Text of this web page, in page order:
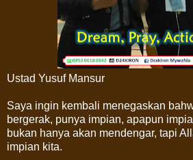
Ustad Yusuf Mansur
Saya ingin kembali menegaskan
bergerak, punya impian, apapun
bukan hanya akan mendengar, tapi
impian kita.